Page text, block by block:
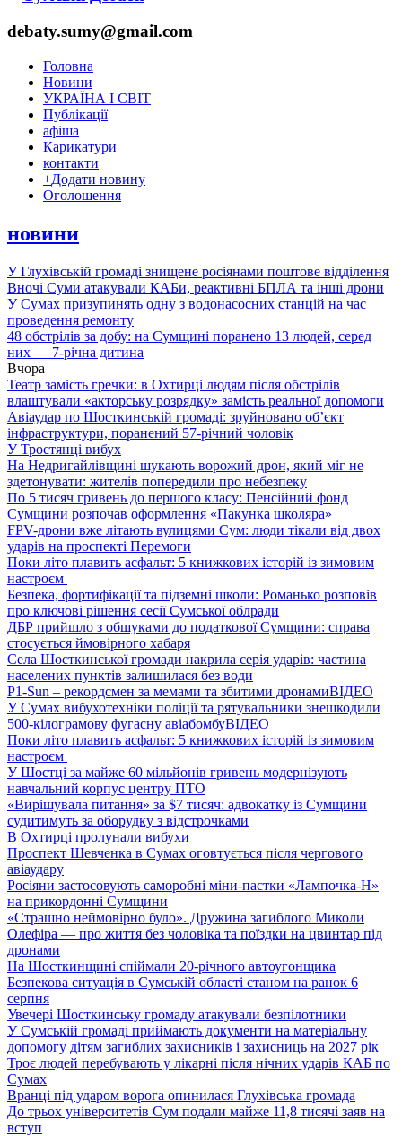
debaty.sumy@gmail.com
Головна
Новини
УКРАЇНА І СВІТ
Публікації
афіша
Карикатури
контакти
+Додати новину
Оголошення
новини
У Глухівській громаді знищене росіянами поштове відділення
Вночі Суми атакували КАБи, реактивні БПЛА та інші дрони
У Сумах призупинять одну з водонасосних станцій на час
проведення ремонту
48 обстрілів за добу: на Сумщині поранено 13 людей, серед
них — 7-річна дитина
Вчора
Театр замість гречки: в Охтирці людям після обстрілів
влаштували «акторську розрядку» замість реальної допомоги
Авіаудар по Шосткинській громаді: зруйновано об’єкт
інфраструктури, поранений 57-річний чоловік
У Тростянці вибух
На Недригайлівщині шукають ворожий дрон, який міг не
здетонувати: жителів попередили про небезпеку
По 5 тисяч гривень до першого класу: Пенсійний фонд
Сумщини розпочав оформлення «Пакунка школяра»
FPV-дрони вже літають вулицями Сум: люди тікали від двох
ударів на проспекті Перемоги
Поки літо плавить асфальт: 5 книжкових історій із зимовим
настроєм
Безпека, фортифікації та підземні школи: Романько розповів
про ключові рішення сесії Сумської облради
ДБР прийшло з обшуками до податкової Сумщини: справа
стосується ймовірного хабаря
Села Шосткинської громади накрила серія ударів: частина
населених пунктів залишилася без води
P1-Sun – рекордсмен за мемами та збитими дронамиВІДЕО
У Сумах вибухотехніки поліції та рятувальники знешкодили
500-кілограмову фугасну авіабомбуВІДЕО
Поки літо плавить асфальт: 5 книжкових історій із зимовим
настроєм
У Шостці за майже 60 мільйонів гривень модернізують
навчальний корпус центру ПТО
«Вирішувала питання» за $7 тисяч: адвокатку із Сумщини
судитимуть за оборудку з відстрочками
В Охтирці пролунали вибухи
Проспект Шевченка в Сумах оговтується після чергового
авіаудару
Росіяни застосовують саморобні міни-пастки «Лампочка-Н»
на прикордонні Сумщини
«Страшно неймовірно було». Дружина загиблого Миколи
Олефіра — про життя без чоловіка та поїздки на цвинтар під
дронами
На Шосткинщині спіймали 20-річного автоугонщика
Безпекова ситуація в Сумській області станом на ранок 6
серпня
Увечері Шосткинську громаду атакували безпілотники
У Сумській громаді приймають документи на матеріальну
допомогу дітям загиблих захисників і захисниць на 2027 рік
Троє людей перебувають у лікарні після нічних ударів КАБ по
Сумах
Вранці під ударом ворога опинилася Глухівська громада
До трьох університетів Сум подали майже 11,8 тисячі заяв на
вступ